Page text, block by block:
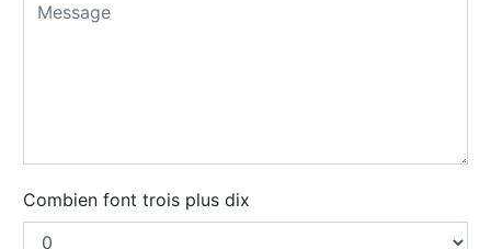
Combien font trois plus dix